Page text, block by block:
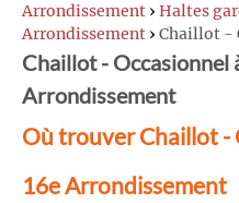
Arrondissement › Haltes
Arrondissement › Chaillot -
Chaillot - Occasionnel
Arrondissement
Où trouver Chaillot -
16e Arrondissement